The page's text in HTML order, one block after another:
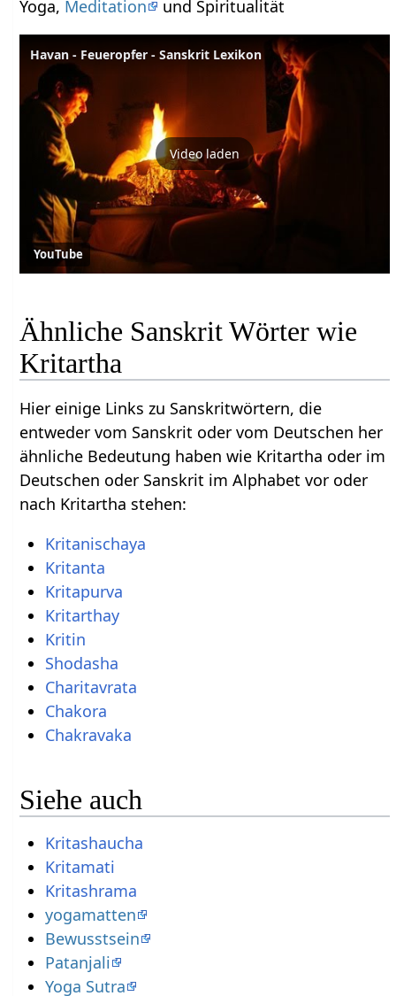
Yoga, Meditation und Spiritualität
Havan - Feueropfer - Sanskrit Lexikon
Video laden
YouTube
Ähnliche Sanskrit Wörter wie
Kritartha
Hier einige Links zu Sanskritwörtern, die
entweder vom Sanskrit oder vom Deutschen her
ähnliche Bedeutung haben wie Kritartha oder im
Deutschen oder Sanskrit im Alphabet vor oder
nach Kritartha stehen:
Kritanischaya
Kritanta
Kritapurva
Kritarthay
Kritin
Shodasha
Charitavrata
Chakora
Chakravaka
Siehe auch
Kritashaucha
Kritamati
Kritashrama
yogamatten
Bewusstsein
Patanjali
Yoga Sutra